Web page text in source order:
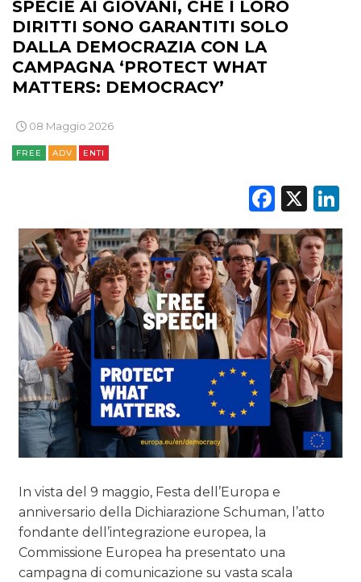
SPECIE AI GIOVANI, CHE I LORO
DIRITTI SONO GARANTITI SOLO
DALLA DEMOCRAZIA CON LA
CAMPAGNA ‘PROTECT WHAT
MATTERS: DEMOCRACY’
08 Maggio 2026
FREE ADV ENTI
X
In vista del 9 maggio, Festa dell’Europa e
anniversario della Dichiarazione Schuman, l’atto
fondante dell’integrazione europea, la
Commissione Europea ha presentato una
campagna di comunicazione su vasta scala